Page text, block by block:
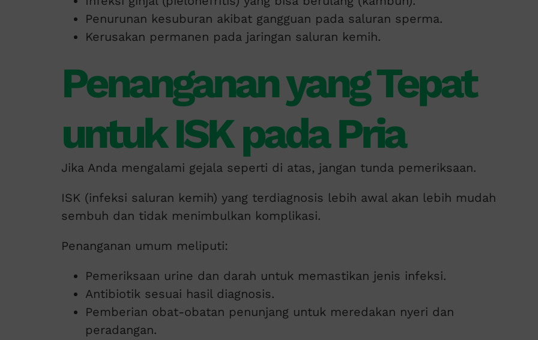
Penurunan kesuburan akibat gangguan pada saluran sperma.
Kerusakan permanen pada jaringan saluran kemih.
Penanganan yang Tepat
untuk ISK pada Pria
Jika Anda mengalami gejala seperti di atas, jangan tunda pemeriksaan.
ISK (infeksi saluran kemih) yang terdiagnosis lebih awal akan lebih mudah
sembuh dan tidak menimbulkan komplikasi.
Penanganan umum meliputi:
Pemeriksaan urine dan darah untuk memastikan jenis infeksi.
Antibiotik sesuai hasil diagnosis.
Pemberian obat-obatan penunjang untuk meredakan nyeri dan
peradangan.